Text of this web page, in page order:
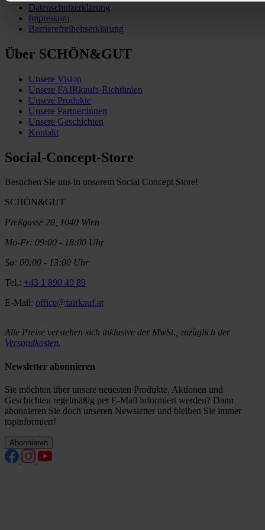
Datenschutzerklärung
Impressum
Barrierefreiheitserklärung
Über SCHÖN&GUT
Unsere Vision
Unsere FAIRkaufs-Richtlinien
Unsere Produkte
Unsere Partner:innen
Unsere Geschichten
Kontakt
Social-Concept-Store
Besuchen Sie uns in unserem Social Concept Store!
SCHÖN&GUT
Preßgasse 28, 1040 Wien
Mo-Fr: 09:00 - 18:00 Uhr
Sa: 09:00 - 13:00 Uhr
Tel.: +43 1 890 49 89
E-Mail: office@fairkauf.at
Alle Preise verstehen sich inklusive der MwSt., zuzüglich der
Versandkosten.
Newsletter abonnieren
Sie möchten über unsere neuesten Produkte, Aktionen und
Geschichten regelmäßig per E-Mail informiert werden? Dann
abonnieren Sie doch unseren Newsletter und bleiben Sie immer
topinformiert!
Abonnieren